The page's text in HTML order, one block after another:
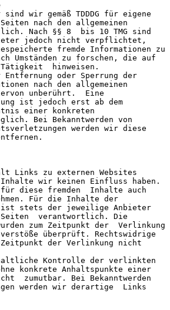
wir gemäß TDDDG für eigene
nach den allgemeinen
Nach §§ 8  bis 10 TMG sind
jedoch nicht verpflichtet,
fremde Informationen zu
Umständen zu forschen, die auf
hinweisen.
oder Sperrung der
nach den allgemeinen
unberührt.  Eine
ist jedoch erst ab dem
einer konkreten
Bei Bekanntwerden von
werden wir diese
Links zu externen Websites
wir keinen Einfluss haben.
für diese fremden  Inhalte auch
Für die Inhalte der
stets der jeweilige Anbieter
verantwortlich. Die
zum Zeitpunkt der  Verlinkung
überprüft. Rechtswidrige
der Verlinkung nicht
Kontrolle der verlinkten
konkrete Anhaltspunkte einer
zumutbar. Bei Bekanntwerden
werden wir derartige  Links